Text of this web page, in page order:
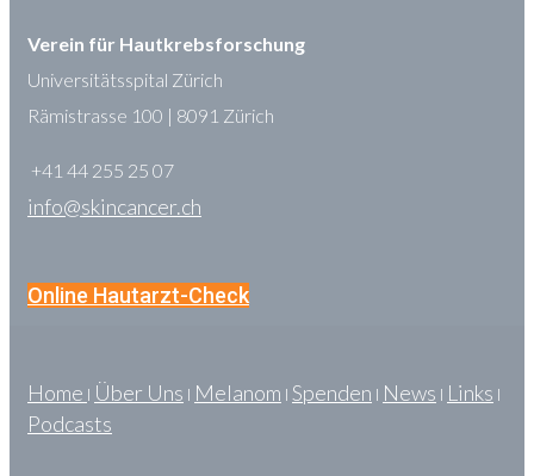
Verein für Hautkrebsforschung
Universitätsspital Zürich
Rämistrasse 100 | 8091 Zürich
+41 44 255 25 07
info@skincancer.ch
Online Hautarzt-Check
Home l Über Uns l Melanom l Spenden l News l Links l
Podcasts